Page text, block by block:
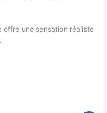
offre une sensation réaliste